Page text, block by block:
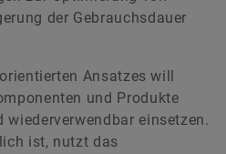
der Gebrauchsdauer
Ansatzes will
und Produkte
einsetzen.
ist, nutzt das